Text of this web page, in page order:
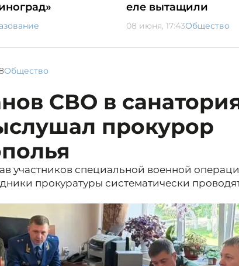
еле вытащили
08 июня, 17:43Общество
Общество
СВО в
прокурор
участников специальной военной
прокуратуры систематически